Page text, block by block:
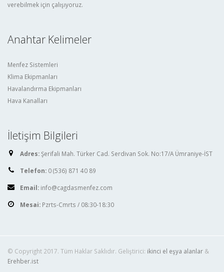
verebilmek için çalışıyoruz.
Anahtar Kelimeler
Menfez Sistemleri
Klima Ekipmanları
Havalandırma Ekipmanları
Hava Kanalları
İletişim Bilgileri
Adres:Şerifali Mah. Türker Cad. Serdivan Sok. No:17/A Ümraniye-İST
Telefon: 0 (536) 871 40 89
Email: info@cagdasmenfez.com
Mesai: Pzrts-Cmrts / 08:30-18:30
© Copyright 2017. Tüm Haklar Saklıdır. Geliştirici: ikinci el eşya alanlar &
Erehber.ist